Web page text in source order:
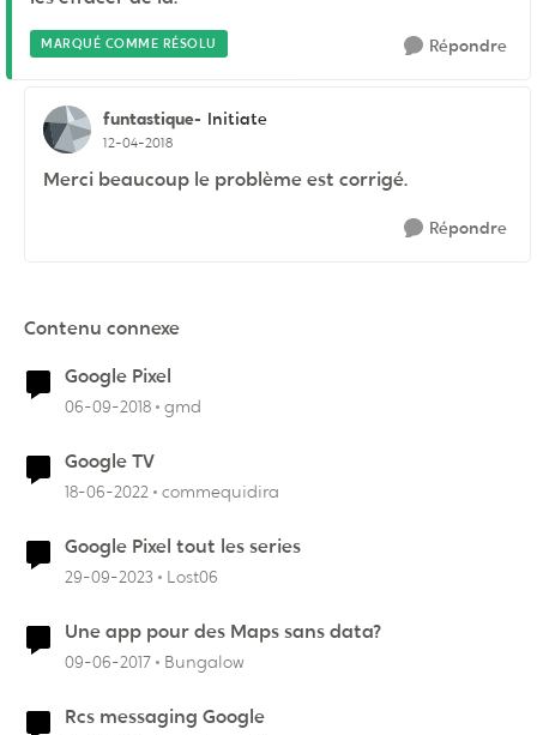
MARQUÉ COMME RÉSOLU Répondre
funtastique- Initiate
12-04-2018
Merci beaucoup le problème est corrigé.
Répondre
Contenu connexe
Google Pixel
06-09-2018 gmd
Google TV
18-06-2022 commequidira
Google Pixel tout les series
29-09-2023 Lost06
Une app pour des Maps sans data?
09-06-2017 Bungalow
Rcs messaging Google